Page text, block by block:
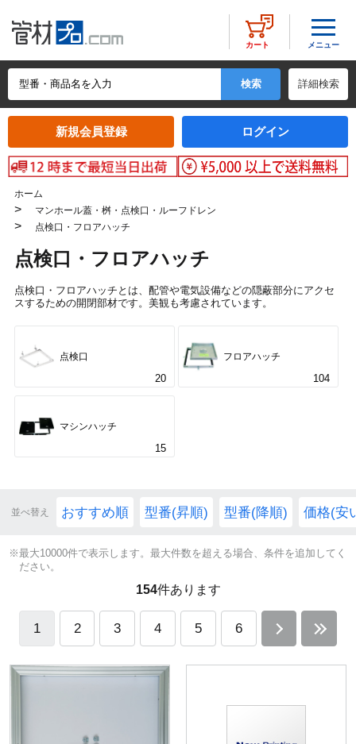
詳細検索
カート
新規会員登録 ログイン
メニュー
ホーム
> マンホール蓋・桝・点検口・ルーフドレン
> 点検口・フロアハッチ
点検口・フロアハッチ
点検口・フロアハッチとは、配管や電気設備などの隠蔽部分にアクセ
スするための開閉部材です。美観も考慮されています。
点検口
20
フロアハッチ
104
マシンハッチ
15
並べ替え おすすめ順 型番(昇順) 型番(降順) 価格(安
※最大10000件で表示します。最大件数を超える場合、条件を追加してく
ださい。
154件あります
1 2 3 4 5 6